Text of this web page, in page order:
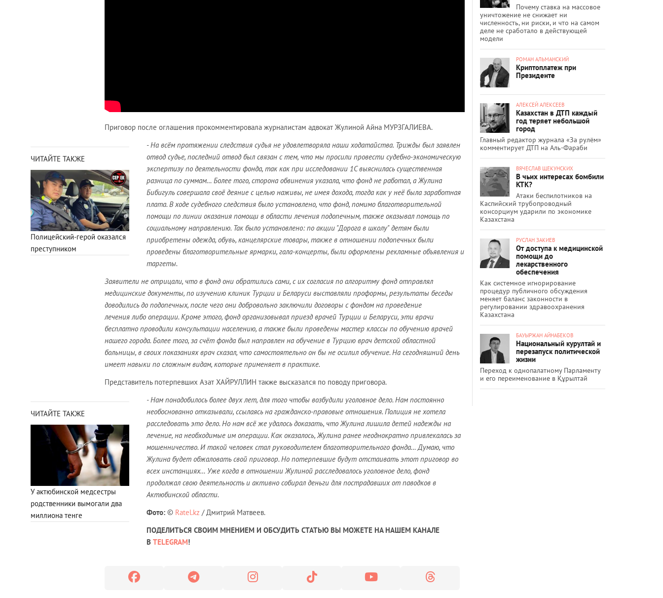
Приговор после оглашения прокомментировала журналистам адвокат Жулиной Айна МУРЗГАЛИЕВА.
ЧИТАЙТЕ ТАКЖЕ
Полицейский-герой оказался
преступником
-На всём протяжении следствия судья не удовлетворяла наши ходатайства. Трижды был заявлен
отвод судье, последний отвод был связан с тем, что мы просили провести судебно-экономическую
экспертизу по деятельности фонда, так как при исследовании 1С выяснилась существенная
разница по суммам… Более того, сторона обвинения указала, что фонд не работал, а Жулина
Бибигуль совершала своё деяние с целью наживы, не имея дохода, тогда как у неё была заработная
плата. В ходе судебного следствия было установлено, что фонд, помимо благотворительной
помощи по линии оказания помощи в области лечения подопечным, также оказывал помощь по
социальному направлению. Так было установлено: по акции "Дорога в школу" детям были
приобретены одежда, обувь, канцелярские товары, также в отношении подопечных были
проведены благотворительные ярмарки, гала-концерты, были оформлены рекламные объявления и
таргеты.
Заявители не отрицали, что в фонд они обратились сами, с их согласия по алгоритму фонд отправлял
медицинские документы, по изучению клиник Турции и Беларуси выставляли проформы, результаты беседы
доводились до подопечных, после чего они добровольно заключили договоры с фондом на проведение
лечения либо операции. Кроме этого, фонд организовывал приезд врачей Турции и Беларуси, эти врачи
бесплатно проводили консультации населению, а также были проведены мастер классы по обучению врачей
нашего города. Более того, за счёт фонда был направлен на обучение в Турцию врач детской областной
больницы, в своих показаниях врач сказал, что самостоятельно он бы не осилил обучение. На сегодняшний день
имеет навыки по сложным видам, которые применяет в практике.
Представитель потерпевших Азат ХАЙРУЛЛИН также высказался по поводу приговора.
ЧИТАЙТЕ ТАКЖЕ
У актюбинской медсестры
родственники вымогали два
миллиона тенге
- Нам понадобилось более двух лет, для того чтобы возбудили уголовное дело. Нам постоянно
необоснованно отказывали, ссылаясь на гражданско-правовые отношения. Полиция не хотела
расследовать это дело. Но нам всё же удалось доказать, что Жулина лишила детей надежды на
лечение, на необходимые им операции. Как оказалось, Жулина ранее неоднократно привлекалась за
мошенничество. И такой человек стал руководителем благотворительного фонда… Думаю, что
Жулина будет обжаловать свой приговор. Но потерпевшие будут отстаивать этот приговор во
всех инстанциях… Уже когда в отношении Жулиной расследовалось уголовное дело, фонд
продолжал свою деятельность и активно собирал деньги для пострадавших от паводков в
Актюбинской области.
Фото: © Ratel.kz / Дмитрий Матвеев.
ПОДЕЛИТЬСЯ СВОИМ МНЕНИЕМ И ОБСУДИТЬ СТАТЬЮ ВЫ МОЖЕТЕ НА НАШЕМ КАНАЛЕ
В TELEGRAM!
Почему ставка на массовое
уничтожение не снижает ни
численность, ни риски, и что на самом
деле не сработало в действующей
модели
РОМАН АЛЬМАНСКИЙ
Криптоплатеж при
Президенте
АЛЕКСЕЙ АЛЕКСЕЕВ
Казахстан в ДТП каждый
год теряет небольшой
город
Главный редактор журнала «За рулём»
комментирует ДТП на Аль-Фараби
ВЯЧЕСЛАВ ЩЕКУНСКИХ
В чьих интересах бомбили
КТК?
Атаки беспилотников на
Каспийский трубопроводный
консорциум ударили по экономике
Казахстана
РУСЛАН ЗАКИЕВ
От доступа к медицинской
помощи до
лекарственного
обеспечения
Как системное игнорирование
процедур публичного обсуждения
меняет баланс законности в
регулировании здравоохранения
Казахстана
БАУЫРЖАН АЙНАБЕКОВ
Национальный курултай и
перезапуск политической
жизни
Переход к однопалатному Парламенту
и его переименование в Құрылтай